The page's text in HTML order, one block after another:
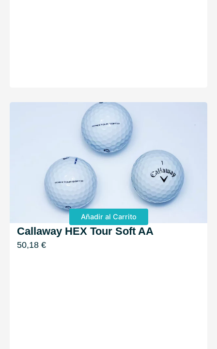
Añadir al Carrito
Callaway HEX Tour Soft AA
50,18 €